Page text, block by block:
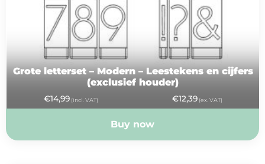
Grote letterset – Modern – Leestekens en cijfers
(exclusief houder)
€14,99(incl. VAT) €12,39(ex. VAT)
Buy now